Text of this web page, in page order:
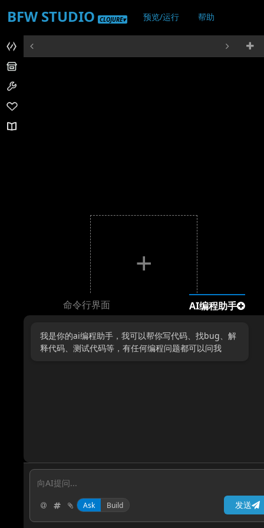
BFW STUDIO CLOJURE▾ 预览/运行 帮助
+
命令行界面 AI编程助手
我是你的ai编程助手，我可以帮你写代码、找bug、解
释代码、测试代码等，有任何编程问题都可以问我
Ask Build 发送